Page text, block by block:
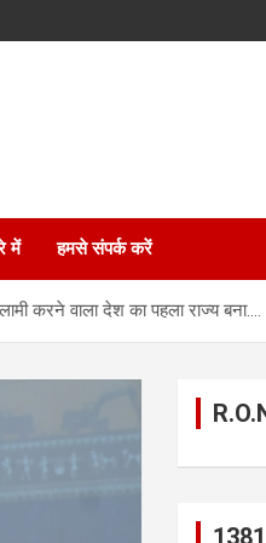
में हमसे संपर्क करें
करने वाला देश का पहला राज्य बना….